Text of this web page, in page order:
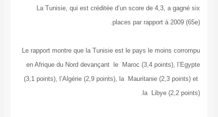
La Tunisie, qui est créditée d’un score de 4,3, a gagné six
places par rapport à 2009 (65e).
Le rapport montre que la Tunisie est le pays le moins corrompu
en Afrique du Nord devançant le Maroc (3,4 points), l’Egypte
(3,1 points), l’Algérie (2,9 points), la Mauritanie (2,3 points) et
la Libye (2,2 points).